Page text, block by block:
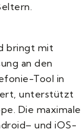
bringt mit
an den
Tool in
unterstützt
Die maximale
und iOS-